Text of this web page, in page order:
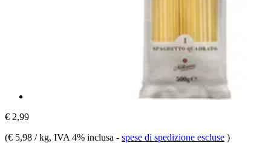
€ 2,99
(€ 5,98 / kg, IVA 4% inclusa - spese di spedizione escluse )